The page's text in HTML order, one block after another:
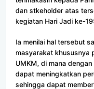
dan stkeholder atas
kegiatan Hari Jadi ke-
Ia menilai hal tersebut
masyarakat khususnya
UMKM, di mana
dapat meningkatkan
sehingga dapat